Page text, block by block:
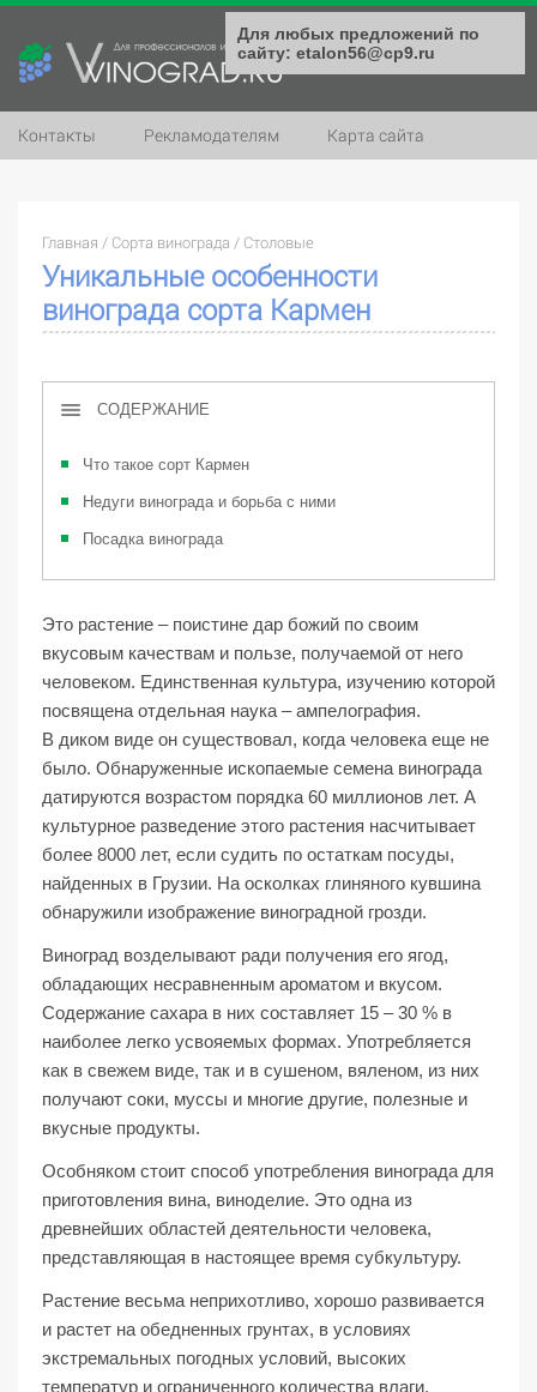
Контакты Рекламодателям Карта сайта
Главная / Сорта винограда / Столовые
Уникальные особенности
винограда сорта Кармен
СОДЕРЖАНИЕ
Что такое сорт Кармен
Недуги винограда и борьба с ними
Посадка винограда
Это растение – поистине дар божий по своим
вкусовым качествам и пользе, получаемой от него
человеком. Единственная культура, изучению которой
посвящена отдельная наука – ампелография.
В диком виде он существовал, когда человека еще не
было. Обнаруженные ископаемые семена винограда
датируются возрастом порядка 60 миллионов лет. А
культурное разведение этого растения насчитывает
более 8000 лет, если судить по остаткам посуды,
найденных в Грузии. На осколках глиняного кувшина
обнаружили изображение виноградной грозди.
Виноград возделывают ради получения его ягод,
обладающих несравненным ароматом и вкусом.
Содержание сахара в них составляет 15 – 30 % в
наиболее легко усвояемых формах. Употребляется
как в свежем виде, так и в сушеном, вяленом, из них
получают соки, муссы и многие другие, полезные и
вкусные продукты.
Особняком стоит способ употребления винограда для
приготовления вина, виноделие. Это одна из
древнейших областей деятельности человека,
представляющая в настоящее время субкультуру.
Растение весьма неприхотливо, хорошо развивается
и растет на обедненных грунтах, в условиях
экстремальных погодных условий, высоких
температур и ограниченного количества влаги.
Для любых предложений по
сайту: etalon56@cp9.ru